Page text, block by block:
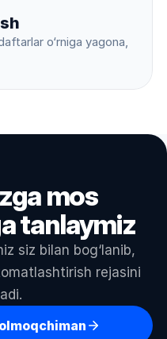
o‘rniga yagona,
mos
tanlaymiz
siz bilan bog‘lanib,
rejasini